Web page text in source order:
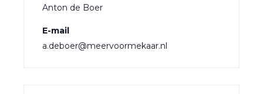
Anton de Boer
E-mail
a.deboer@meervoormekaar.nl